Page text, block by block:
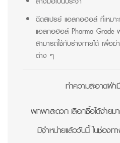
ฉีดสเปรย์ แอลกอฮอล์ ที่เหม
แอลกอฮอล์ Pharma Grade
สามารถใช้กับร่างกายได้ เพื่อ
ต่าง ๆ
ทำความสะอาดฝ่
พกพาสะดวก เลือกซื้อได้ง่าย
มีจำหน่ายแล้ววันนี้ ในช่องท